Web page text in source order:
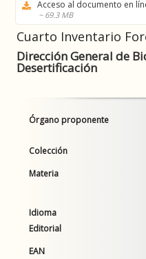
Acceso al documento en
~ 69.3 MB
Cuarto Inventario
Dirección General de
Desertificación
Órgano proponente
Colección
Materia
Idioma
Editorial
EAN